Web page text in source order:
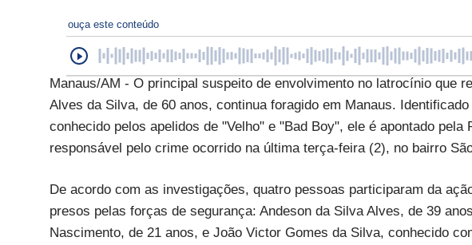
ouça este conteúdo
Manaus/AM - O principal suspeito de envolvimento no latrocínio que
Alves da Silva, de 60 anos, continua foragido em Manaus.
conhecido pelos apelidos de "Velho" e "Bad Boy", ele é apontado
responsável pelo crime ocorrido na última terça-feira (2), no bairro
De acordo com as investigações, quatro pessoas participaram da
presos pelas forças de segurança: Andeson da Silva Alves, de 39
Nascimento, de 21 anos, e João Victor Gomes da Silva, conhecido